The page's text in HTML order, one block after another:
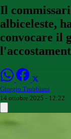
Il
albiceleste,
convocare il
Giorgio Trobbiani
14 ottobre 2025 - 12:22